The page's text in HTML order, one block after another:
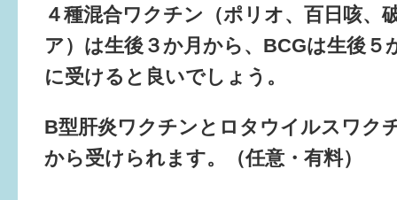
４種混合ワクチン（ポリオ、百日咳、
ア）は生後３か月から、BCGは生後５
に受けると良いでしょう。
B型肝炎ワクチンとロタウイルスワク
から受けられます。（任意・有料）